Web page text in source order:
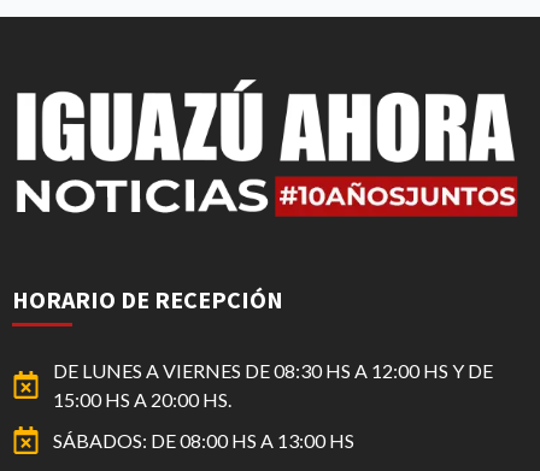
HORARIO DE RECEPCIÓN
DE LUNES A VIERNES DE 08:30 HS A 12:00 HS Y DE
15:00 HS A 20:00 HS.
SÁBADOS: DE 08:00 HS A 13:00 HS